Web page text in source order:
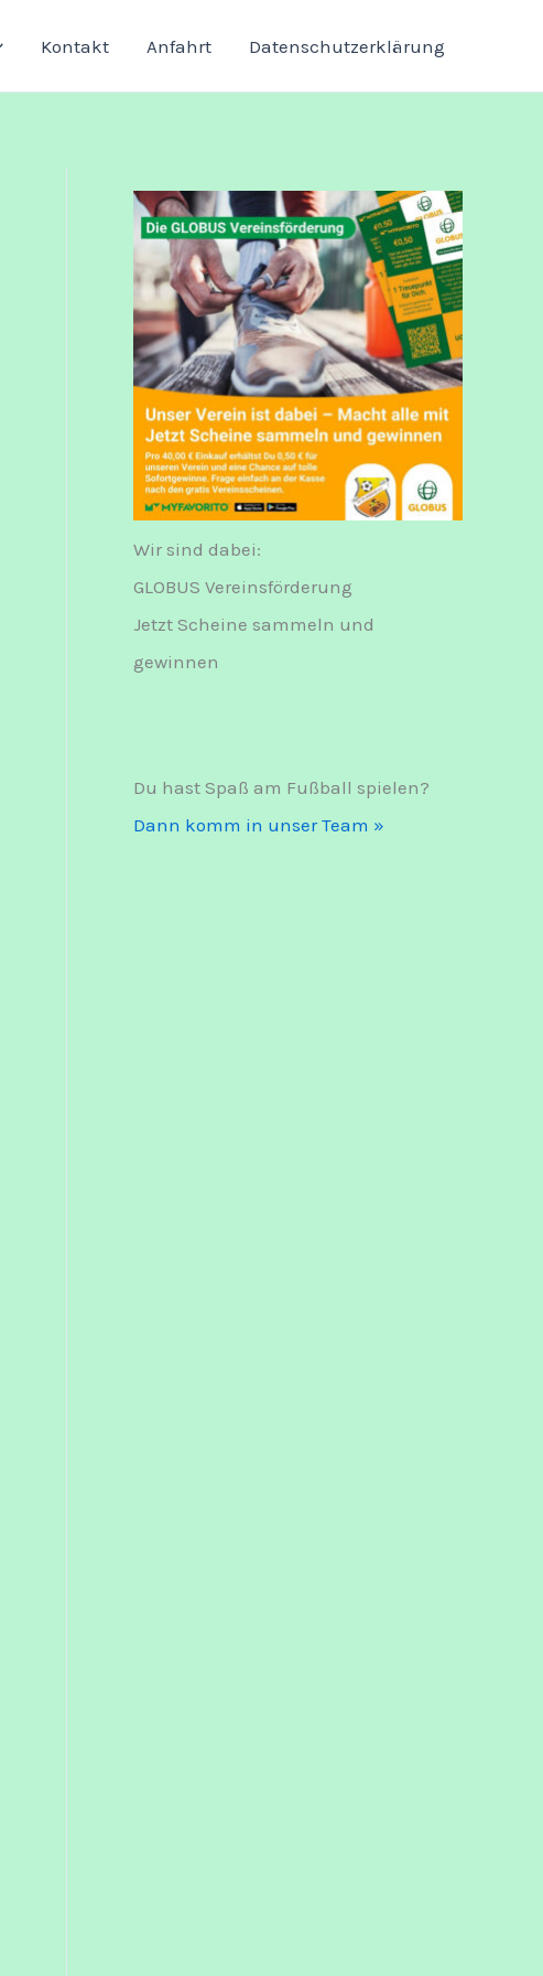
Kontakt Anfahrt Datenschutzerklärung
Wir sind dabei:
GLOBUS Vereinsförderung
Jetzt Scheine sammeln und
gewinnen
Du hast Spaß am Fußball spielen?
Dann komm in unser Team »